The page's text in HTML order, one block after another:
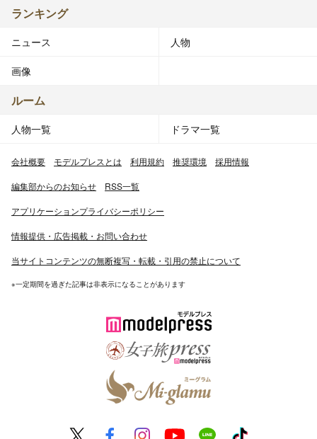
ランキング
ニュース 人物
画像
ルーム
人物一覧 ドラマ一覧
会社概要 モデルプレスとは 利用規約 推奨環境 採用情報
編集部からのお知らせ RSS一覧
アプリケーションプライバシーポリシー
情報提供・広告掲載・お問い合わせ
当サイトコンテンツの無断複写・転載・引用の禁止について
※一定期間を過ぎた記事は非表示になることがあります